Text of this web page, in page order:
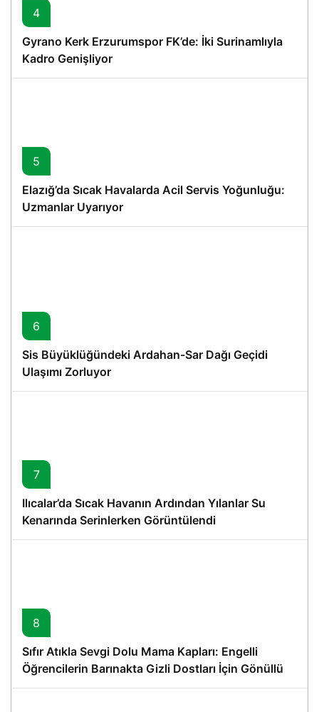
4
Gyrano Kerk Erzurumspor FK’de: İki Surinamlıyla
Kadro Genişliyor
5
Elazığ’da Sıcak Havalarda Acil Servis Yoğunluğu:
Uzmanlar Uyarıyor
6
Sis Büyüklüğündeki Ardahan-Sar Dağı Geçidi
Ulaşımı Zorluyor
7
Ilıcalar’da Sıcak Havanın Ardından Yılanlar Su
Kenarında Serinlerken Görüntülendi
8
Sıfır Atıkla Sevgi Dolu Mama Kapları: Engelli
Öğrencilerin Barınakta Gizli Dostları İçin Gönüllü
Proje